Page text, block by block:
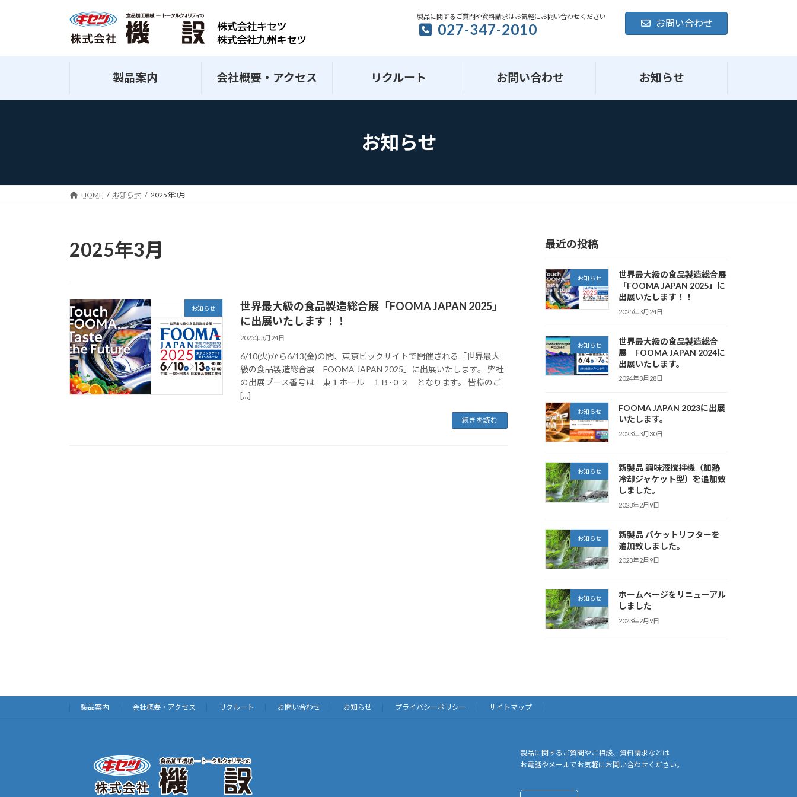
製品に関するご質問や資料請求はお気軽にお問い合わせください
027-347-2010 お問い合わせ
製品案内 会社概要・アクセス リクルート お問い合わせ お知らせ
お知らせ
HOME お知らせ 2025年3月
2025年3月
お知らせ
世界最大級の食品製造総合展「FOOMA JAPAN 2025」
に出展いたします！！
2025年3月24日
6/10(火)から6/13(金)の間、東京ビックサイトで開催される「世界最大
級の食品製造総合展 FOOMA JAPAN 2025」に出展いたします。 弊社
の出展ブース番号は 東１ホール １Ｂ-０２ となります。 皆様のご
[…]
続きを読む
最近の投稿
お知らせ
世界最大級の食品製造総合展
「FOOMA JAPAN 2025」に
出展いたします！！
2025年3月24日
お知らせ
世界最大級の食品製造総合
展 FOOMA JAPAN 2024に
出展いたします。
2024年3月28日
お知らせ
FOOMA JAPAN 2023に出展
いたします。
2023年3月30日
お知らせ
新製品 調味液撹拌機（加熱
冷却ジャケット型）を追加致
しました。
2023年2月9日
お知らせ
新製品 バケットリフターを
追加致しました。
2023年2月9日
お知らせ
ホームページをリニューアル
しました
2023年2月9日
製品案内 会社概要・アクセス リクルート お問い合わせ お知らせ プライバシーポリシー サイトマップ
製品に関するご質問やご相談、資料請求などは
お電話やメールでお気軽にお問い合わせください。